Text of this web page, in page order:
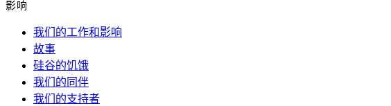
影响
我们的工作和影响
故事
硅谷的饥饿
我们的同伴
我们的支持者